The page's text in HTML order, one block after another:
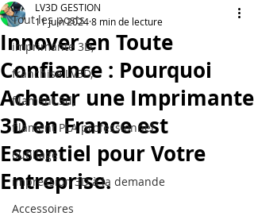
Tout les posts
imprimante 3D,
franchise LV3D,
filament 3d,
filament PLA professionnel
outillage
impression 3D à la demande
Accessoires
Innover en Toute
Confiance : Pourquoi
Acheter une Imprimante
3D en France est
Essentiel pour Votre
Entreprise.
LV3D GESTION
11 juin 20248 min de lecture